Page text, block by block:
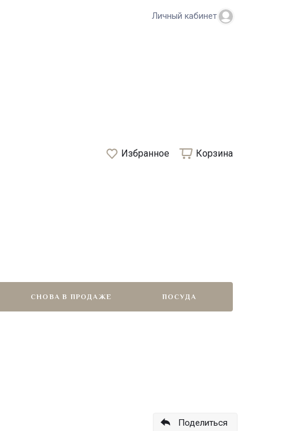
Личный кабинет
Избранное Корзина
СНОВА В ПРОДАЖЕ ПОСУДА
Поделиться